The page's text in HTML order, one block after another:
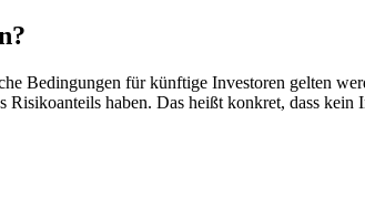
Bedingungen für künftige Investoren gelten
haben. Das heißt konkret, dass kein